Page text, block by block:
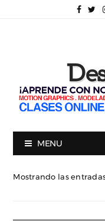
MENU
Mostrando las